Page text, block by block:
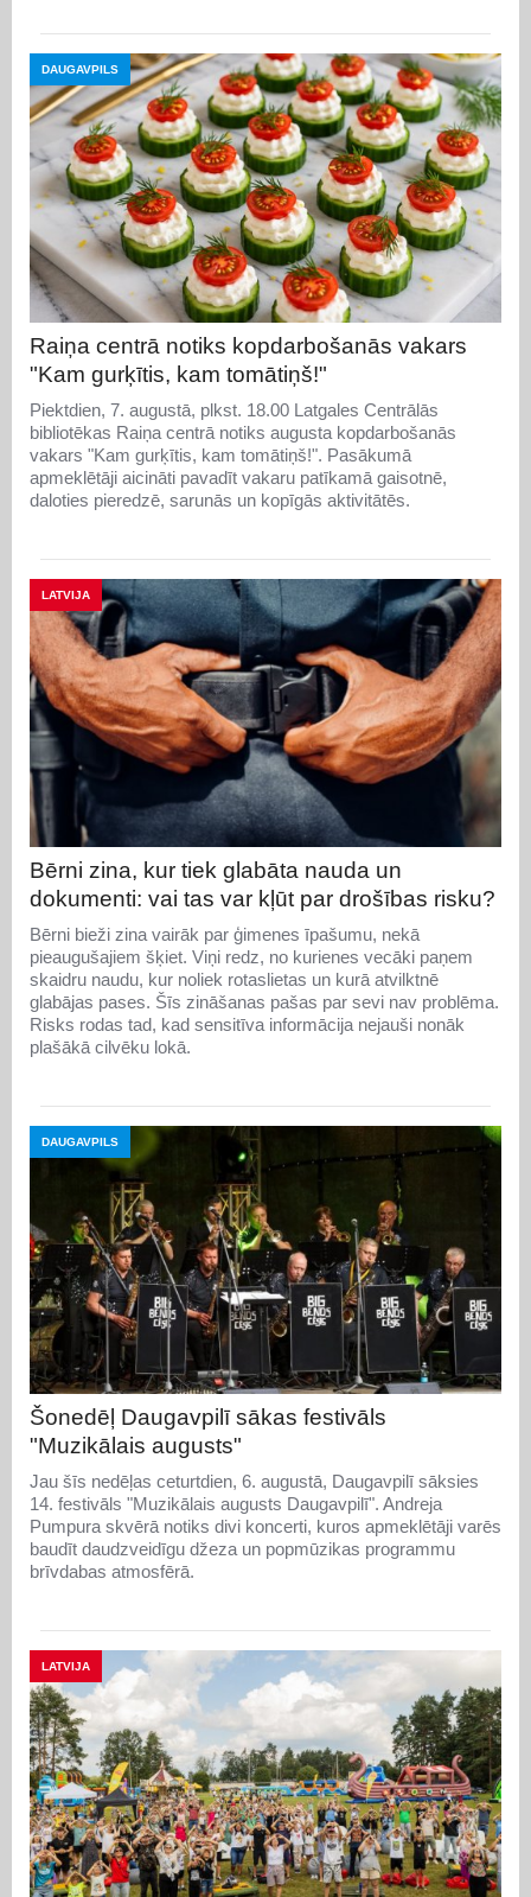
DAUGAVPILS
Raiņa centrā notiks kopdarbošanās vakars
"Kam gurķītis, kam tomātiņš!"
Piektdien, 7. augustā, plkst. 18.00 Latgales Centrālās
bibliotēkas Raiņa centrā notiks augusta kopdarbošanās
vakars "Kam gurķītis, kam tomātiņš!". Pasākumā
apmeklētāji aicināti pavadīt vakaru patīkamā gaisotnē,
daloties pieredzē, sarunās un kopīgās aktivitātēs.
LATVIJA
Bērni zina, kur tiek glabāta nauda un
dokumenti: vai tas var kļūt par drošības risku?
Bērni bieži zina vairāk par ģimenes īpašumu, nekā
pieaugušajiem šķiet. Viņi redz, no kurienes vecāki paņem
skaidru naudu, kur noliek rotaslietas un kurā atvilktnē
glabājas pases. Šīs zināšanas pašas par sevi nav problēma.
Risks rodas tad, kad sensitīva informācija nejauši nonāk
plašākā cilvēku lokā.
DAUGAVPILS
Šonedēļ Daugavpilī sākas festivāls
"Muzikālais augusts"
Jau šīs nedēļas ceturtdien, 6. augustā, Daugavpilī sāksies
14. festivāls "Muzikālais augusts Daugavpilī". Andreja
Pumpura skvērā notiks divi koncerti, kuros apmeklētāji varēs
baudīt daudzveidīgu džeza un popmūzikas programmu
brīvdabas atmosfērā.
LATVIJA